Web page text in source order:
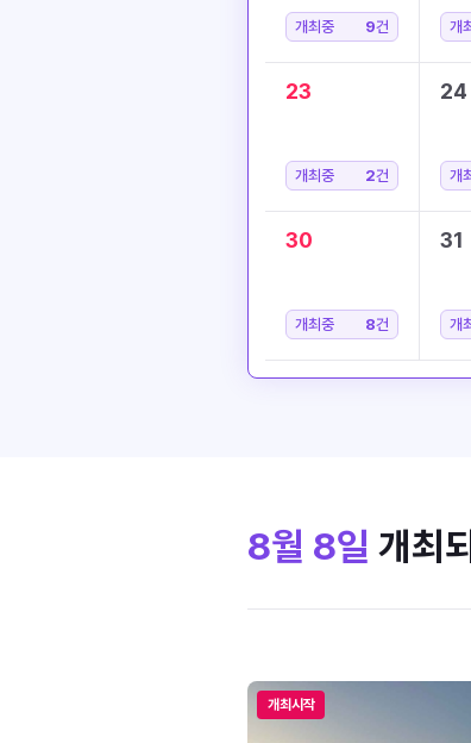
개최중 9건 개
23
개최중 2건
24
개
30
개최중 8건
31
개
8월 8일 개최
개최시작